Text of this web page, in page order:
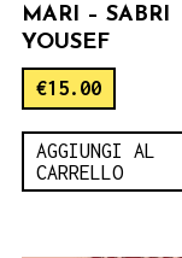
MARI – SABRI
YOUSEF
€15.00
AGGIUNGI AL
CARRELLO